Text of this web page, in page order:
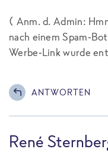
( Anm. d. Admin:
nach einem Spam-
Werbe-Link wurde
ANTWORTEN
René